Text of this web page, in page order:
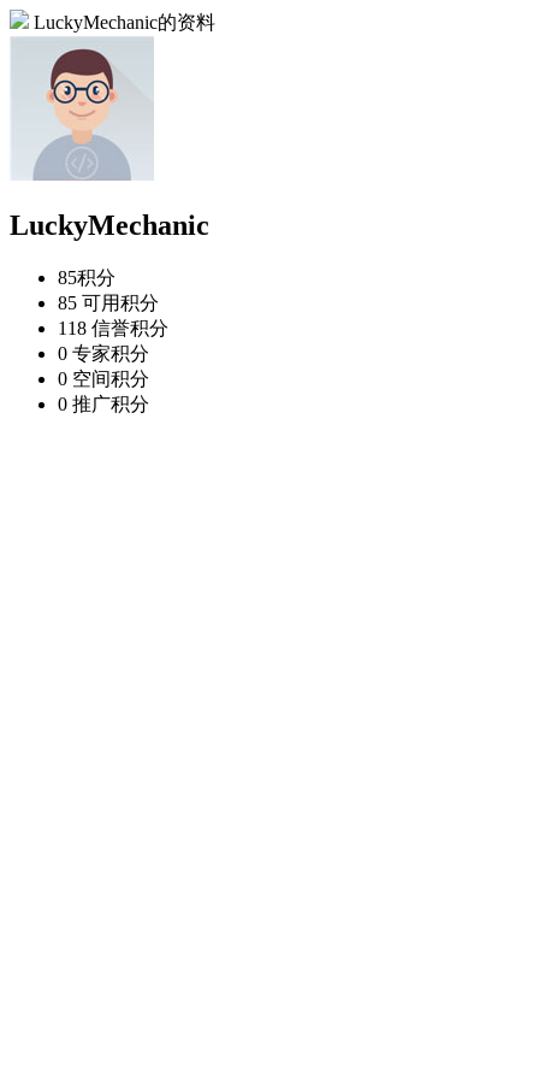
LuckyMechanic的资料
LuckyMechanic
85积分
85 可用积分
118 信誉积分
0 专家积分
0 空间积分
0 推广积分